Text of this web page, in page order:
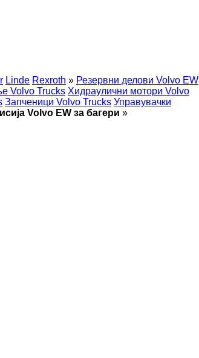
Linde Rexroth » Резервни делови Volvo EW
Volvo Trucks Хидраулични мотори Volvo
Запченици Volvo Trucks Управувачки
Volvo EW за багери »